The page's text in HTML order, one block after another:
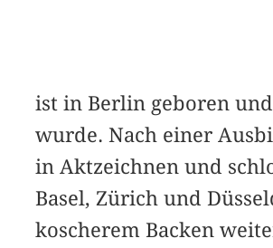
ist in Berlin geboren
wurde. Nach einer
in Aktzeichnen und
Basel, Zürich und
koscherem Backen